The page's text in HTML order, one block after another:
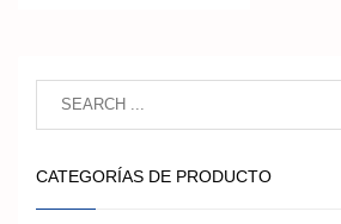
CATEGORÍAS DE PRODUCTO